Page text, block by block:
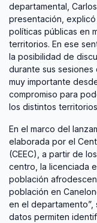
departamental,
presentación,
políticas públicas en
territorios. En ese
la posibilidad de
durante sus sesiones
muy importante
compromiso para
los distintos
En el marco del
elaborada por el
(CEEC), a partir de
centro, la licenciada
población
población en
en el
datos permiten